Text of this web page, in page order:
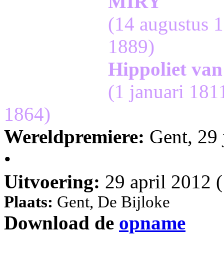
(14 augustus
1889)
Hippoliet van
(1 januari
1864)
Wereldpremiere: Gent,
•
Uitvoering: 29 april 2012
Plaats: Gent, De Bijloke
Download de opname